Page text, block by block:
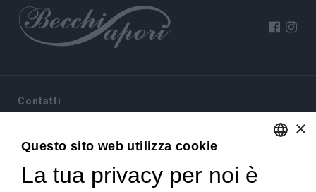
Contatti
10022 Carmagnola(TO)
+39 380 6441674
info@becchisapori.it
×
Questo sito web utilizza cookie
La tua privacy per noi è